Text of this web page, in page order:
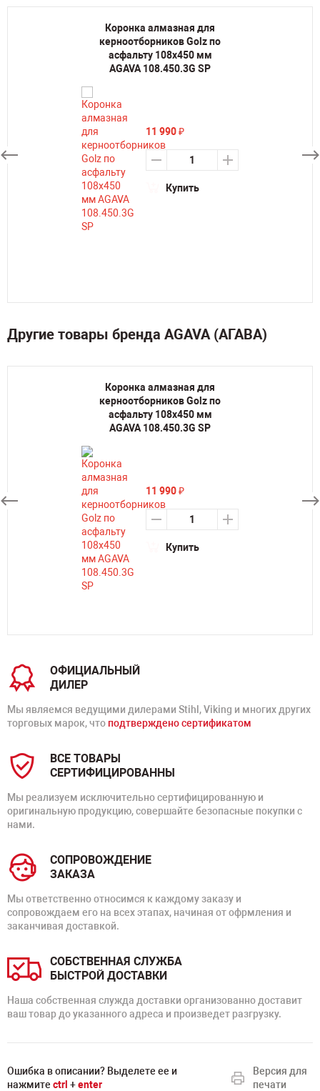
Коронка алмазная для
керноотборников Golz по
асфальту 108х450 мм
AGAVA 108.450.3G SP
11 990₽
Купить
Другие товары бренда AGAVA (АГАВА)
Коронка алмазная для
керноотборников Golz по
асфальту 108х450 мм
AGAVA 108.450.3G SP
11 990₽
Купить
ОФИЦИАЛЬНЫЙ
ДИЛЕР
Мы являемся ведущими дилерами Stihl, Viking и многих других
торговых марок, что подтверждено сертификатом
ВСЕ ТОВАРЫ
СЕРТИФИЦИРОВАННЫ
Мы реализуем исключительно сертифицированную и
оригинальную продукцию, совершайте безопасные покупки с
нами.
СОПРОВОЖДЕНИЕ
ЗАКАЗА
Мы ответственно относимся к каждому заказу и
сопровождаем его на всех этапах, начиная от офрмления и
заканчивая доставкой.
СОБСТВЕННАЯ СЛУЖБА
БЫСТРОЙ ДОСТАВКИ
Наша собственная служда доставки организованно доставит
ваш товар до указанного адреса и произведет разгрузку.
Ошибка в описании? Выделете ее и
нажмите ctrl +enter
Версия для
печати